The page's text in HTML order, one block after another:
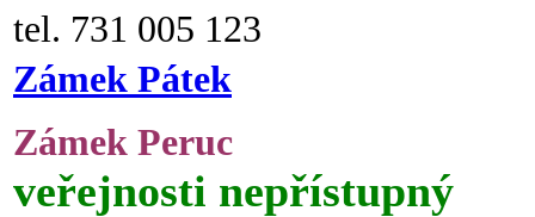
tel. 731 005 123
Zámek Pátek
Zámek Peruc
veřejnosti nepřístupný